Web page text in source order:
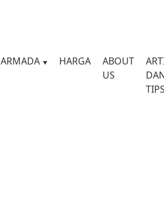
ARMADA HARGA
ABOUT
US